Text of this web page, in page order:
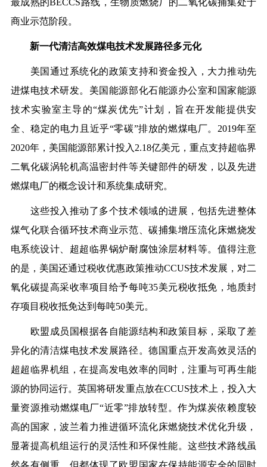
最成熟的BECCS路线，生物质燃烧厂的二氧化碳捕集处于
商业示范阶段。
新一代清洁高效煤电技术发展路径多元化
美国通过系统化的政策支持和资金投入，大力推动先
进煤电技术研发。美国能源部化石能源办公室和国家能源
技术实验室主导的“煤炭优先”计划，旨在开发能提供安
全、稳定的电力且近乎“零碳”排放的燃煤电厂。2019年至
2020年，美国能源部累计投入2.18亿美元，重点支持超临界
二氧化碳涡轮机高温密封件等关键部件的研发，以及先进
燃煤电厂的概念设计和系统集成研究。
这些投入推动了多个技术领域的进展，包括先进整体
煤气化联合循环技术商业示范、碳捕集增压流化床燃烧发
电系统设计、超超临界锅炉耐腐蚀涂层材料等。值得注意
的是，美国还通过税收优惠政策推动CCUS技术发展，对二
氧化碳提高采收率项目给予每吨35美元税收抵免，地质封
存项目税收抵免达到每吨50美元。
欧盟成员国根据各自能源结构和政策目标，采取了差
异化的清洁煤电技术发展路径。德国重点开发高效灵活的
超超临界机组，在提高发电效率的同时，注重与可再生能
源的协同运行。英国将研发重点放在CCUS技术上，投入大
量资源推动燃煤电厂“近零”排放转型。作为煤炭依赖度较
高的国家，波兰着力推进循环流化床燃烧技术优化升级，
显著提高机组运行的灵活性和环保性能。这些技术路线虽